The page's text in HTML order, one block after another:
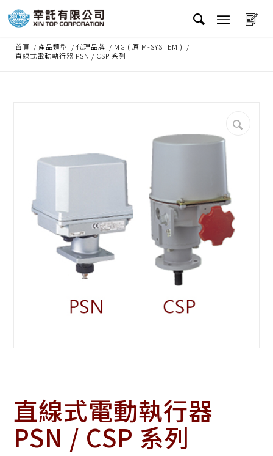
首頁 / 產品類型 / 代理品牌 / MG ( 原 M-SYSTEM ) /
直線式電動執行器 PSN / CSP 系列
直線式電動執行器
PSN / CSP 系列